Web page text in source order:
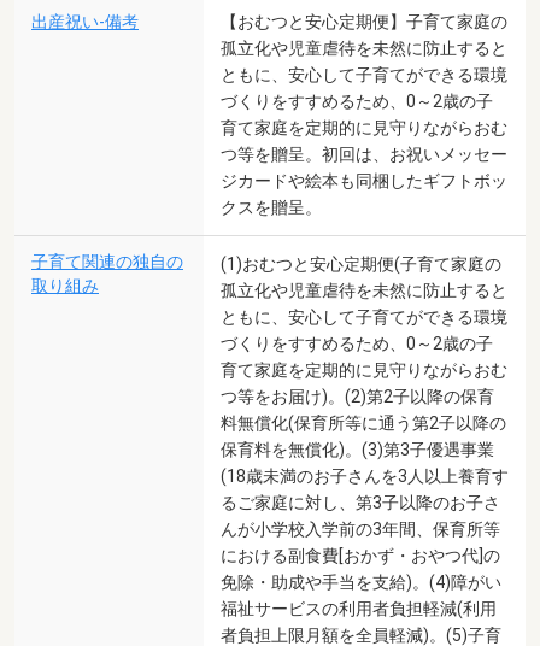
出産祝い-備考
【おむつと安心定期便】子育て家庭の
孤立化や児童虐待を未然に防止すると
ともに、安心して子育てができる環境
づくりをすすめるため、0～2歳の子
育て家庭を定期的に見守りながらおむ
つ等を贈呈。初回は、お祝いメッセー
ジカードや絵本も同梱したギフトボッ
クスを贈呈。
子育て関連の独自の
取り組み
(1)おむつと安心定期便(子育て家庭の
孤立化や児童虐待を未然に防止すると
ともに、安心して子育てができる環境
づくりをすすめるため、0～2歳の子
育て家庭を定期的に見守りながらおむ
つ等をお届け)。(2)第2子以降の保育
料無償化(保育所等に通う第2子以降の
保育料を無償化)。(3)第3子優遇事業
(18歳未満のお子さんを3人以上養育す
るご家庭に対し、第3子以降のお子さ
んが小学校入学前の3年間、保育所等
における副食費[おかず・おやつ代]の
免除・助成や手当を支給)。(4)障がい
福祉サービスの利用者負担軽減(利用
者負担上限月額を全員軽減)。(5)子育